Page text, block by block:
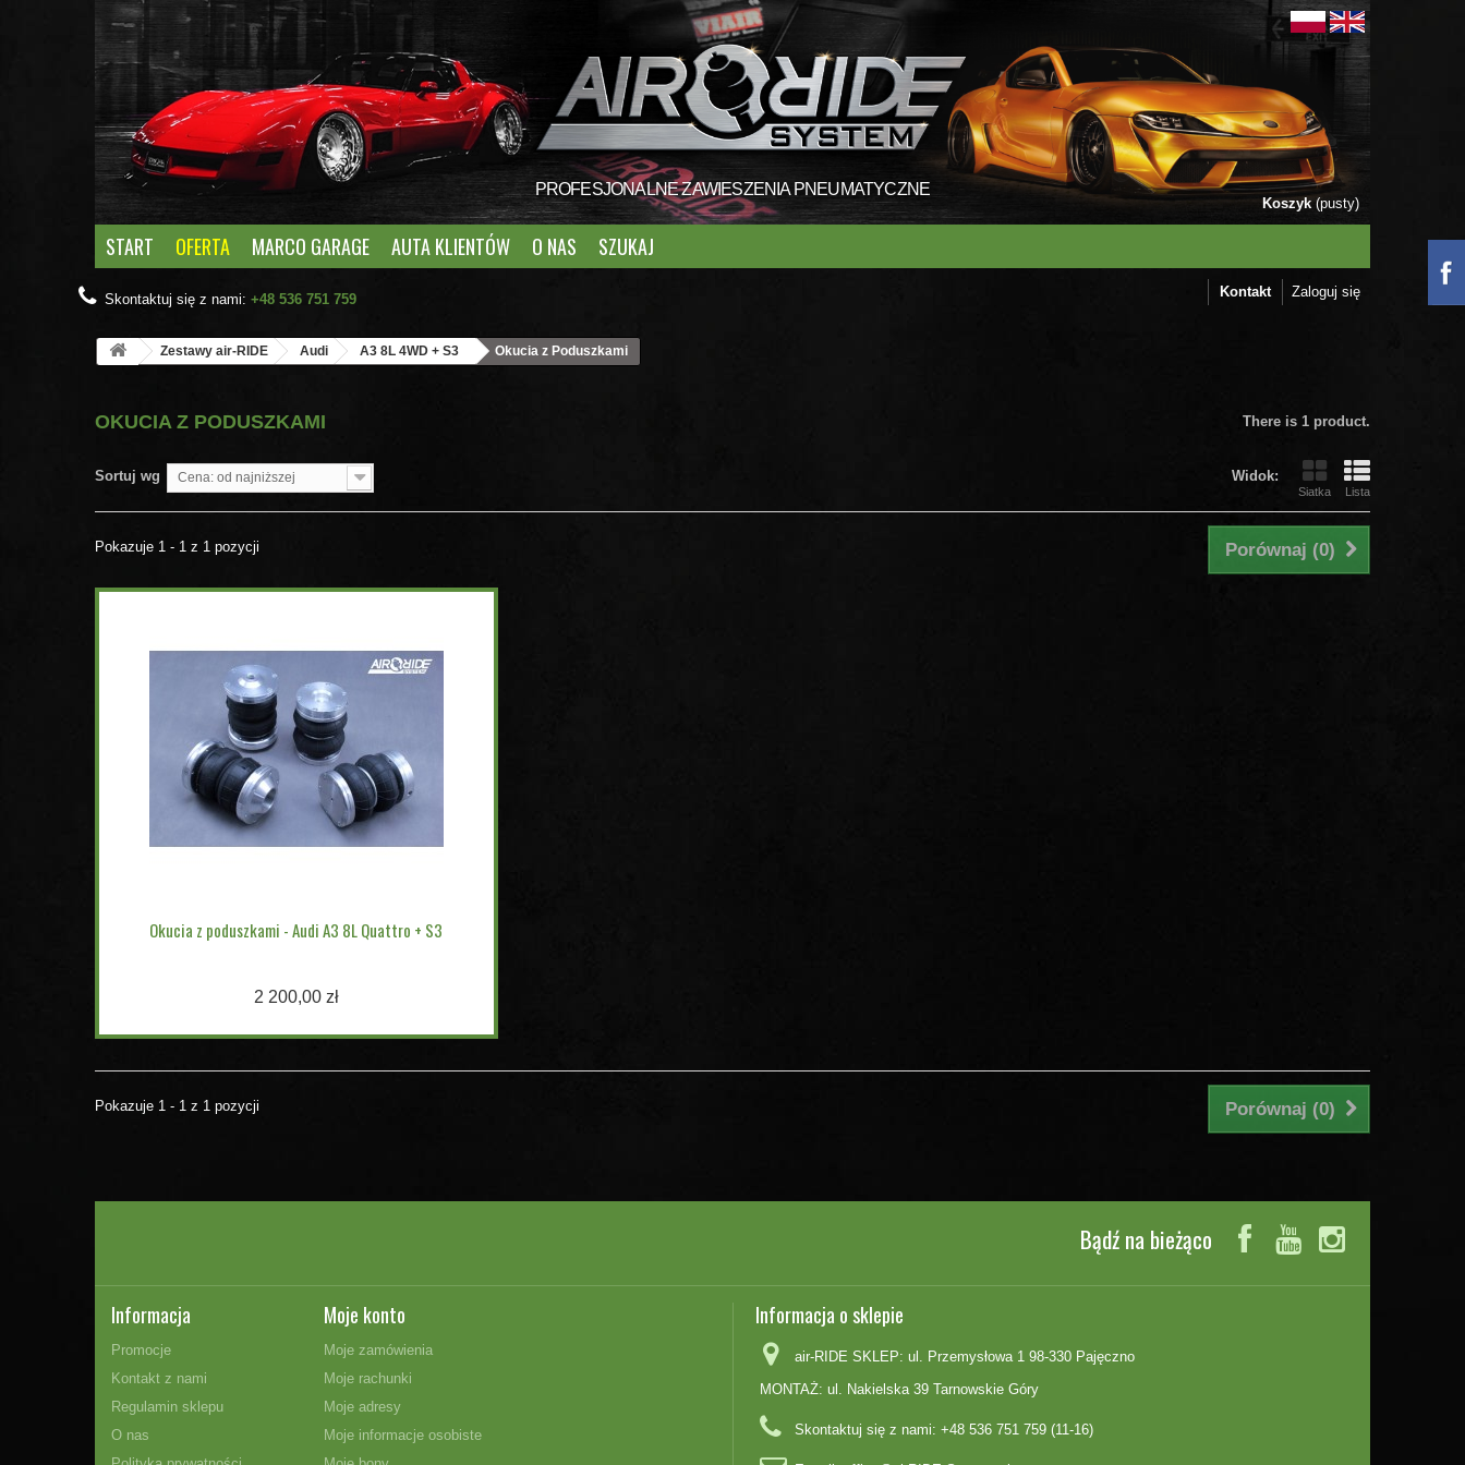
PROFESJONALNE ZAWIESZENIA PNEUMATYCZNE
Koszyk (pusty)
START OFERTA MARCO GARAGE AUTA KLIENTÓW O NAS SZUKAJ
Zaloguj się
Kontakt
Skontaktuj się z nami: +48 536 751 759
Zestawy air-RIDE Audi A3 8L 4WD + S3 Okucia z Poduszkami
OKUCIA Z PODUSZKAMI There is 1 product.
Widok:
Siatka Lista
Sortuj wg Cena: od najniższej
Porównaj (0)
Pokazuje 1 - 1 z 1 pozycji
Okucia z poduszkami - Audi A3 8L Quattro + S3
2 200,00 zł
Porównaj (0)
Pokazuje 1 - 1 z 1 pozycji
Bądź na bieżąco
Informacja
Promocje
Kontakt z nami
Regulamin sklepu
O nas
Moje konto
Moje zamówienia
Moje rachunki
Moje adresy
Moje informacje osobiste
Informacja o sklepie
air-RIDE SKLEP: ul. Przemysłowa 1 98-330 Pajęczno
MONTAŻ: ul. Nakielska 39 Tarnowskie Góry
Skontaktuj się z nami: +48 536 751 759 (11-16)